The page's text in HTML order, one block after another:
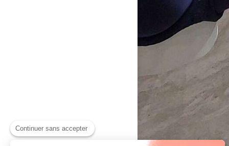
Continuer sans accepter